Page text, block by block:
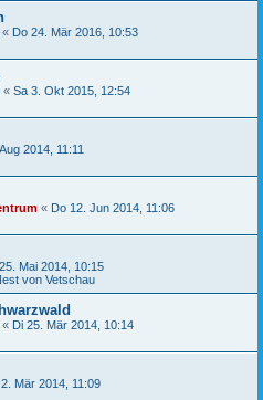
« Do 24. Mär 2016, 10:53
« Sa 3. Okt 2015, 12:54
2014, 11:11
« Do 12. Jun 2014, 11:06
Mai 2014, 10:15
von Vetschau
« Di 25. Mär 2014, 10:14
Mär 2014, 11:09